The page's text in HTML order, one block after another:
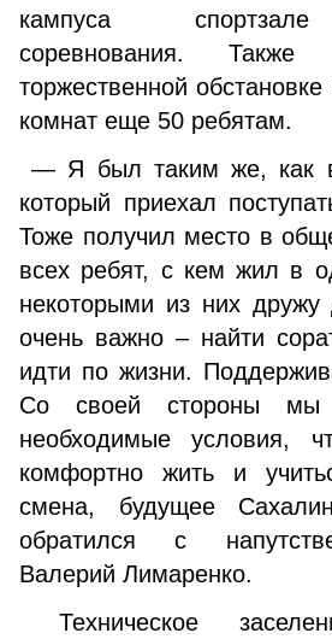
кампуса
соревнования. Также
торжественной
комнат еще 50 ребятам.
— Я был таким же, как
который приехал
Тоже получил место в
всех ребят, с кем жил в
некоторыми из них
очень важно – найти
идти по жизни.
Со своей стороны мы
необходимые условия,
комфортно жить и
смена, будущее
обратился с
Валерий Лимаренко.
Техническое